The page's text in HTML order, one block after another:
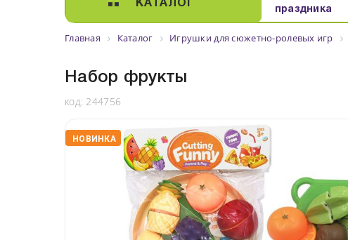
КАТАЛОГ
праздника
Главная Каталог Игрушки для сюжетно-ролевых игр
Набор фрукты
код: 244756
НОВИНКА